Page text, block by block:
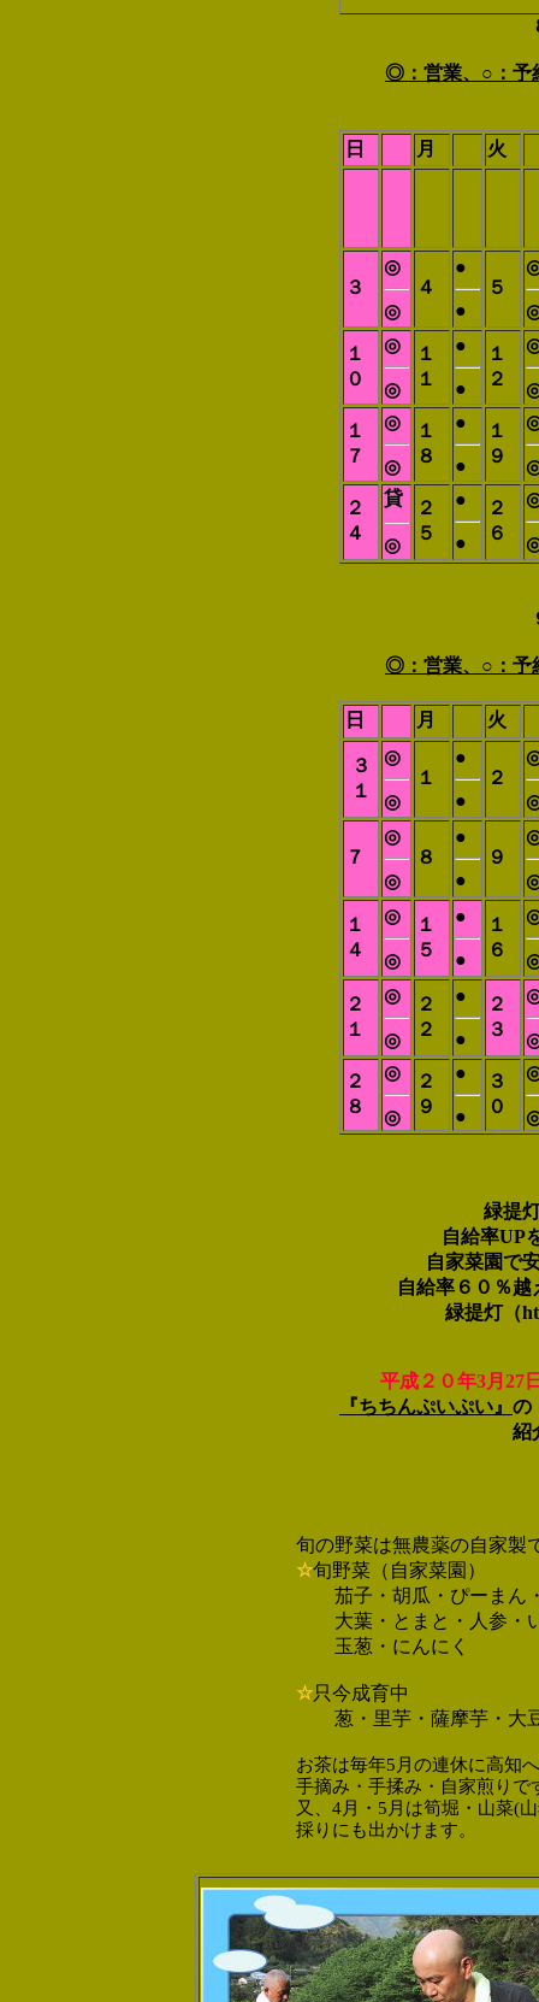
◎：営業、○：予
日 月 火
３
◎
◎
４
●
●
５
１
０
◎
◎
１
１
●
●
１
２
１
７
◎
◎
１
８
●
●
１
９
２
４
貸
◎
２
５
●
●
２
６
◎：営業、○：予
日 月 火
３
１
◎
◎
１
●
●
２
７
◎
◎
８
●
●
９
１
４
◎
◎
１
５
●
●
１
６
２
１
◎
◎
２
２
●
●
２
３
２
８
◎
◎
２
９
●
●
３
０
緑提
自給率UP
自家菜園で
自給率６０％
緑提灯（
平成２０年3月27
『ちちんぷいぷい』 の
紹
旬の野菜は無農薬の自家製
☆旬野菜（自家菜園）
茄子・胡瓜・ぴーまん
大葉・とまと・人参・い
玉葱・にんにく
☆只今成育中
葱・里芋・薩
お茶は毎年5月の連休に高知
手摘み・手揉み・自家煎りで
又、4月・5月は筍堀・山菜(
採りにも出かけます。